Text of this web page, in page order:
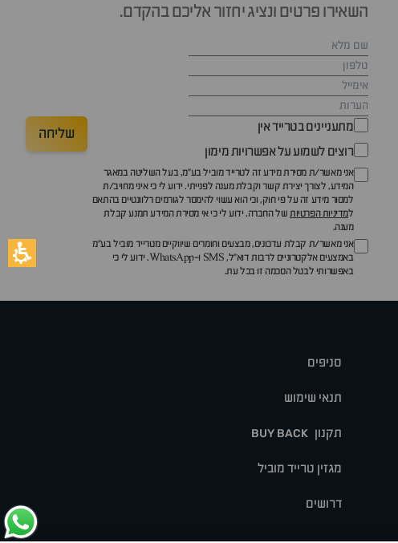
השאירו פרטים ונציג יחזור אליכם בהקדם.
מתעניינים בטרייד אין
רוצים לשמוע על אפשרויות מימון
אני מאשר/ת מסירת מידע זה לטרייד מוביל בע"מ, בעל השליטה במאגר
המידע, לצורך יצירת קשר וקבלת מענה לפנייתי. ידוע לי כי איני מחויב/ת
למסור מידע זה על פי חוק, וכי הוא עשוי להימסר לגורמים רלוונטיים בהתאם
למדיניות הפרטיותשל החברה. ידוע לי כי אי מסירת המידע תמנע קבלת
מענה.
אני מאשר/ת קבלת עדכונים, מבצעים וחומרים שיווקיים מטרייד מוביל בע"מ
באמצעים אלקטרוניים לרבות דוא״ל, SMS ו-WhatsApp. ידוע לי כי
באפשרותי לבטל הסכמה זו בכל עת.
שליחה
סניפים
תנאי שימוש
תקנון BUY BACK
מגזין טרייד מוביל
דרושים